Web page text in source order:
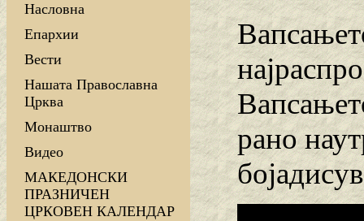
Насловна
Епархии
Вести
Нашата Православна
Црква
Монаштво
Видео
МАКЕДОНСКИ
ПРАЗНИЧЕН
ЦРКОВЕН КАЛЕНДАР
рано